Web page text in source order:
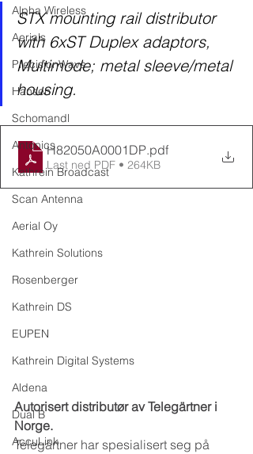
Alpha Wireless
Aerials
PrecisionWave
Hansen
Schomandl
Antonics
Kathrein Broadcast
Scan Antenna
Aerial Oy
Kathrein Solutions
Rosenberger
Kathrein DS
EUPEN
Kathrein Digital Systems
Aldena
Dual B
AccuLink
STX mounting rail distributor
with 6xST Duplex adaptors,
Multimode; metal sleeve/metal
housing.
H82050A0001DP.pdf
Last ned PDF • 264KB
Autorisert distributør av Telegärtner i
Norge.
Telegärtner har spesialisert seg på